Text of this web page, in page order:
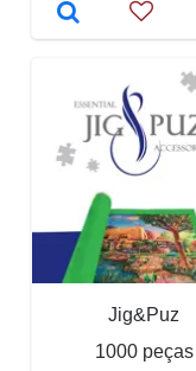
Jig&Puz
1000 peças